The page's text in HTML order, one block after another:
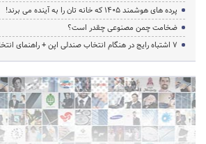
پرده‌ های هوشمند ۱۴۰۵ که خانه‌ تان را به آینده می‌ برند!
ضخامت چمن مصنوعی چقدر است؟
۷ اشتباه رایج در هنگام انتخاب صندلی اپن + راهنمای انتخاب مناسب